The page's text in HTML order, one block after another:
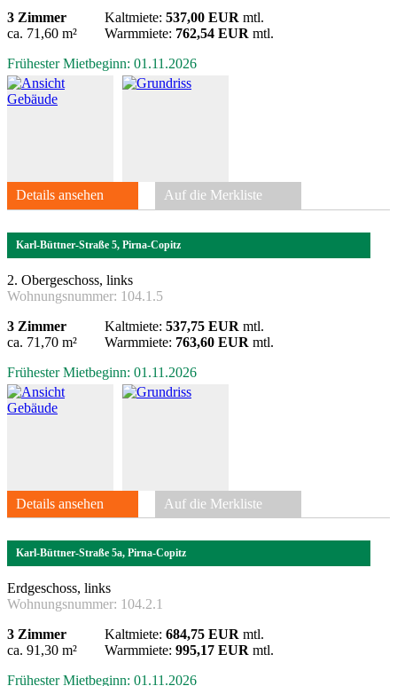
3 Zimmer
ca. 71,60 m²
Kaltmiete: 537,00 EUR mtl.
Warmmiete: 762,54 EUR mtl.
Frühester Mietbeginn: 01.11.2026
Details ansehen Auf die Merkliste
Karl-Büttner-Straße 5, Pirna-Copitz
2. Obergeschoss, links
Wohnungsnummer: 104.1.5
3 Zimmer
ca. 71,70 m²
Kaltmiete: 537,75 EUR mtl.
Warmmiete: 763,60 EUR mtl.
Frühester Mietbeginn: 01.11.2026
Details ansehen Auf die Merkliste
Karl-Büttner-Straße 5a, Pirna-Copitz
Erdgeschoss, links
Wohnungsnummer: 104.2.1
3 Zimmer
ca. 91,30 m²
Kaltmiete: 684,75 EUR mtl.
Warmmiete: 995,17 EUR mtl.
Frühester Mietbeginn: 01.11.2026